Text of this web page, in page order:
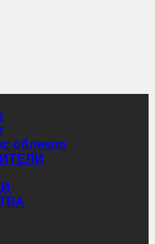
облекло